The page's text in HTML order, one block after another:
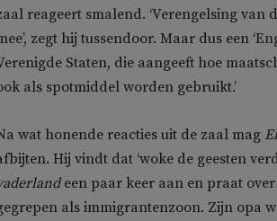
reageert smalend. ‘Verengelsing van
zegt hij tussendoor. Maar dus een
Staten, die aangeeft hoe
als spotmiddel worden gebruikt.’
wat honende reacties uit de zaal mag
Hij vindt dat ‘woke de geesten
een paar keer aan en praat
als immigrantenzoon. Zijn opa